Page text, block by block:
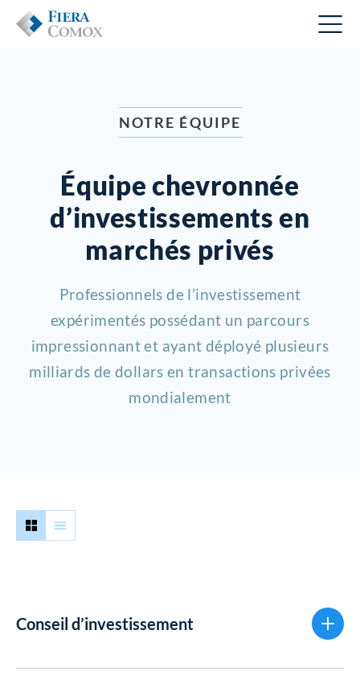
NOTRE ÉQUIPE
Équipe chevronnée
d’investissements en
marchés privés
Professionnels de l’investissement
expérimentés possédant un parcours
impressionnant et ayant déployé plusieurs
milliards de dollars en transactions privées
mondialement
Conseil d’investissement